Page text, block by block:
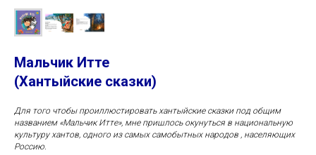
Мальчик Итте
(Хантыйские сказки)
Для того чтобы проиллюстировать хантыйские сказки под общим
названием «Мальчик Итте», мне пришлось окунуться в национальную
культуру хантов, одного из самых самобытных народов , населяющих
Россию.